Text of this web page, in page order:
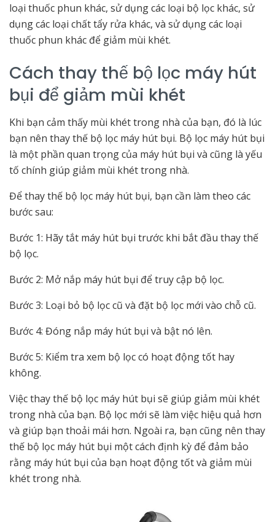
loại thuốc phun khác, sử dụng các loại bộ lọc khác, sử
dụng các loại chất tẩy rửa khác, và sử dụng các loại
thuốc phun khác để giảm mùi khét.
Cách thay thế bộ lọc máy hút
bụi để giảm mùi khét
Khi bạn cảm thấy mùi khét trong nhà của bạn, đó là lúc
bạn nên thay thế bộ lọc máy hút bụi. Bộ lọc máy hút bụi
là một phần quan trọng của máy hút bụi và cũng là yếu
tố chính giúp giảm mùi khét trong nhà.
Để thay thế bộ lọc máy hút bụi, bạn cần làm theo các
bước sau:
Bước 1: Hãy tắt máy hút bụi trước khi bắt đầu thay thế
bộ lọc.
Bước 2: Mở nắp máy hút bụi để truy cập bộ lọc.
Bước 3: Loại bỏ bộ lọc cũ và đặt bộ lọc mới vào chỗ cũ.
Bước 4: Đóng nắp máy hút bụi và bật nó lên.
Bước 5: Kiểm tra xem bộ lọc có hoạt động tốt hay
không.
Việc thay thế bộ lọc máy hút bụi sẽ giúp giảm mùi khét
trong nhà của bạn. Bộ lọc mới sẽ làm việc hiệu quả hơn
và giúp bạn thoải mái hơn. Ngoài ra, bạn cũng nên thay
thế bộ lọc máy hút bụi một cách định kỳ để đảm bảo
rằng máy hút bụi của bạn hoạt động tốt và giảm mùi
khét trong nhà.